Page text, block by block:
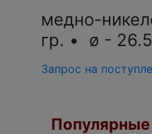
медно-
гр. • ø -
Запрос на